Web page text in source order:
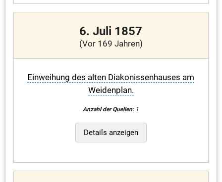
6. Juli 1857
(Vor 169 Jahren)
Einweihung des alten Diakonissenhauses am
Weidenplan.
Anzahl der Quellen:1
Details anzeigen